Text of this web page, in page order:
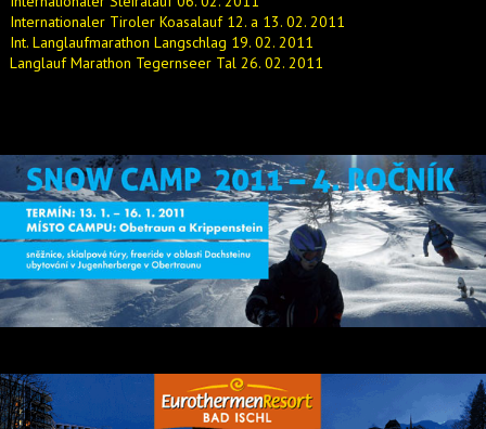
Internationaler Tiroler Koasalauf 12. a 13. 02. 2011
Int. Langlaufmarathon Langschlag 19. 02. 2011
Langlauf Marathon Tegernseer Tal 26. 02. 2011